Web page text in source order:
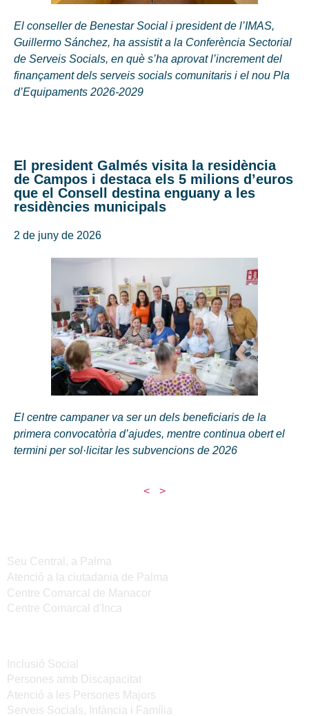
El conseller de Benestar Social i president de l’IMAS,
Guillermo Sánchez, ha assistit a la Conferència Sectorial
de Serveis Socials, en què s’ha aprovat l’increment del
finançament dels serveis socials comunitaris i el nou Pla
d’Equipaments 2026-2029
El president Galmés visita la residència
de Campos i destaca els 5 milions d’euros
que el Consell destina enguany a les
residències municipals
2 de juny de 2026
El centre campaner va ser un dels beneficiaris de la
primera convocatòria d’ajudes, mentre continua obert el
termini per sol·licitar les subvencions de 2026
< >
Seu Central, a Palma
Atenció a la ciutadania de Palma
Centre Comarcal de Manacor
Centre Comarcal d'Inca
Inclusió Social
Persones amb Discapacitat
Atenció a les Persones Majors
Serveis Socials, Infància i Família